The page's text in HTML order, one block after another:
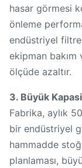
hasar görmesi
önleme
endüstriyel
ekipman
ölçüde azaltır.
3. Büyük
Fabrika, aylık
bir endüstriyel
hammadde
planlaması,